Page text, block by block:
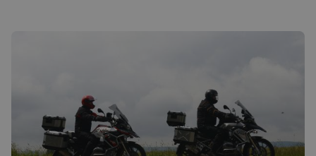
Herz begehrt. Mein Tipp: Leinenhemden, Leinenblusen,
Leinenhosen, Leinenkleider. Hinter Sanremo klettern
wir über San Bartolomeo in herrlichen Serpetinen auf
einem engen Sträßen hinauf nach San Romolo, die